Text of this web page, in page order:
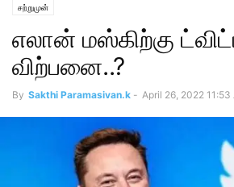
சற்றுமுன்
எலான் மஸ்கிற்கு
விற்பனை..?
By Sakthi Paramasivan.k - April 26, 2022 11:53